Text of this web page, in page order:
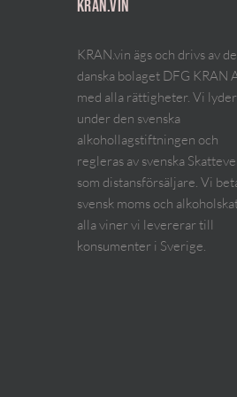
KRAN.VIN
KRAN.vin ägs och drivs av
danska bolaget DFG KRAN
med alla rättigheter. Vi lyder
under den svenska
alkohollagstiftningen och
regleras av svenska
som distansförsäljare. Vi
svensk moms och
alla viner vi levererar till
konsumenter i Sverige.